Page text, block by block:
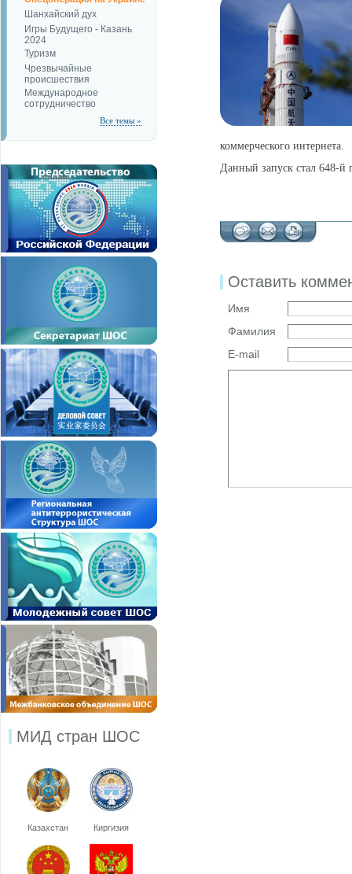
Шанхайский дух
Игры Будущего - Казань
2024
Туризм
Чрезвычайные
происшествия
Международное
сотрудничество
Все темы »
МИД стран ШОС
Казахстан Киргизия
коммерческого интернета.
Данный запуск стал 648-й
Оставить
Имя
Фамилия
E-mail